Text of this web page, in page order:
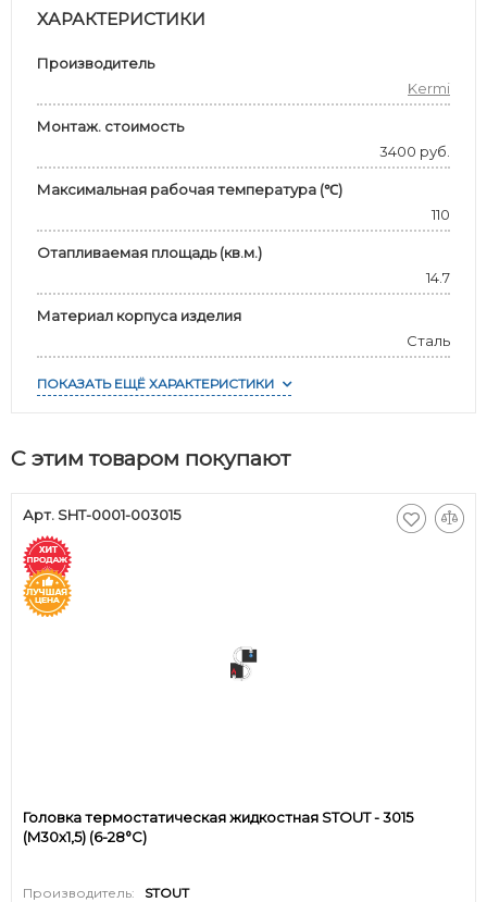
ХАРАКТЕРИСТИКИ
Производитель
Kermi
Монтаж. стоимость
3400 руб.
Максимальная рабочая температура (℃)
110
Отапливаемая площадь (кв.м.)
14.7
Материал корпуса изделия
Сталь
ПОКАЗАТЬ ЕЩЁ ХАРАКТЕРИСТИКИ
С этим товаром покупают
Арт. SHT-0001-003015
Головка термостатическая жидкостная STOUT - 3015
(M30x1,5) (6-28°C)
Производитель:
STOUT